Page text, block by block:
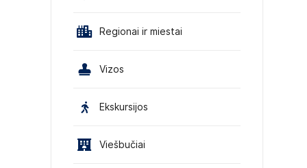
Regionai ir miestai
Vizos
Ekskursijos
Viešbučiai